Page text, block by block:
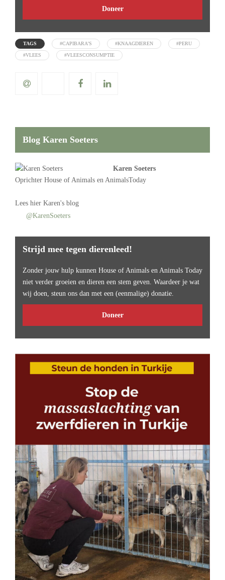
Doneer
TAGS #CAPIBARA'S #KNAAGDIEREN #PERU
#VLEES #VLEESCONSUMPTIE
Blog Karen Soeters
Karen Soeters
Oprichter House of Animals en AnimalsToday
Lees hier Karen's blog
@KarenSoeters
Strijd mee tegen dierenleed!
Zonder jouw hulp kunnen House of Animals en Animals Today
niet verder groeien en dieren een stem geven. Waardeer je wat
wij doen, steun ons dan met een (eenmalige) donatie.
Doneer